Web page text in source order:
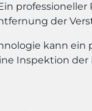
der
kann ein
Inspektion